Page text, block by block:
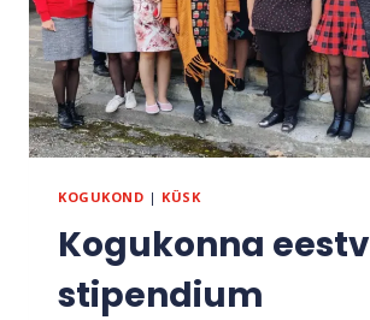
KOGUKOND | KÜSK
Kogukonna
stipendium